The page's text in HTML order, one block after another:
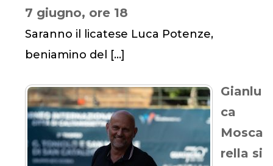
7 giugno, ore 18
Saranno il licatese Luca Potenze,
beniamino del
[…]
Gianlu
ca
Mosca
rella si